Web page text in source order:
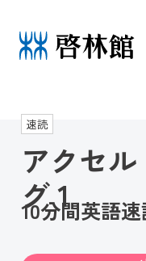
速読
アクセ
グ 1
10分間英語